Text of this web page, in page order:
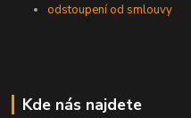
odstoupení od smlouvy
Kde nás najdete